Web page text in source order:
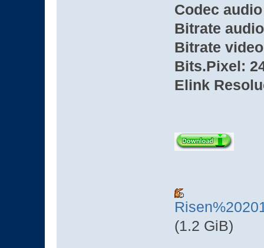
Codec
Bitrate
Bitrate
Bits.Pixel:
Elink
(1.2 GiB)